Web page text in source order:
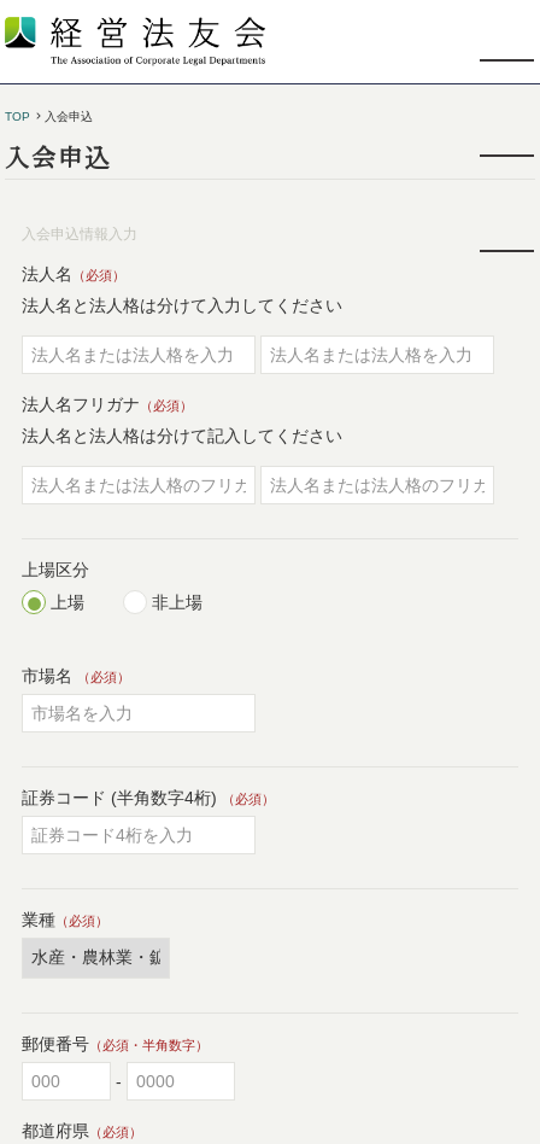
TOP 入会申込
入会申込
入会申込情報入力
法人名 （必須）
法人名と法人格は分けて入力してください
法人名フリガナ （必須）
法人名と法人格は分けて記入してください
上場区分
上場
非上場
市場名 （必須）
証券コード (半角数字4桁) （必須）
業種（必須）
郵便番号（必須・半角数字）
-
都道府県 （必須）